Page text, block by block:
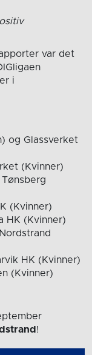
var det
i
og Glassverket
(Kvinner)
(Kvinner)
HK (Kvinner)
HK (Kvinner)
(Kvinner)
!